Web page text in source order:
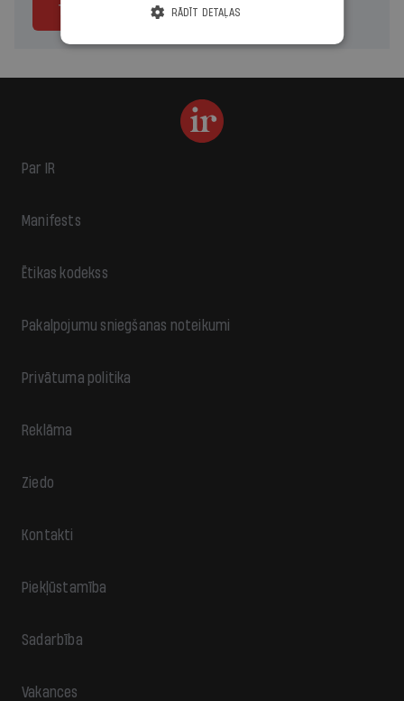
Turpināt
Par IR
Manifests
Ētikas kodekss
Pakalpojumu sniegšanas noteikumi
Privātuma politika
Reklāma
Ziedo
Kontakti
Piekļūstamība
Sadarbība
Vakances
RĀDĪT DETAĻAS